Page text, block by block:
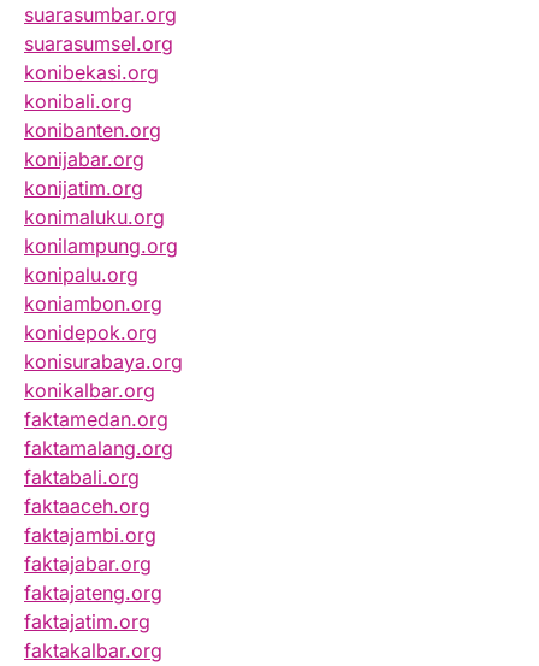
suarasumbar.org
suarasumsel.org
konibekasi.org
konibali.org
konibanten.org
konijabar.org
konijatim.org
konimaluku.org
konilampung.org
konipalu.org
koniambon.org
konidepok.org
konisurabaya.org
konikalbar.org
faktamedan.org
faktamalang.org
faktabali.org
faktaaceh.org
faktajambi.org
faktajabar.org
faktajateng.org
faktajatim.org
faktakalbar.org